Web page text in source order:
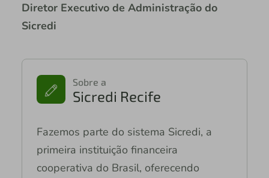
Diretor Executivo de Administração do
Sicredi
Sobre a
Sicredi Recife
Fazemos parte do sistema Sicredi, a
primeira instituição financeira
cooperativa do Brasil, oferecendo